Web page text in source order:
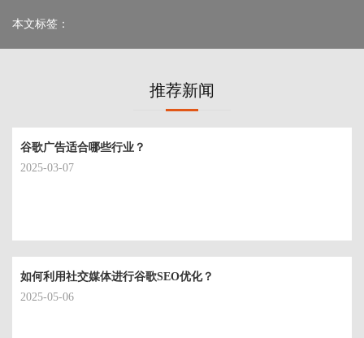
本文标签：
推荐新闻
谷歌广告适合哪些行业？
2025-03-07
如何利用社交媒体进行谷歌SEO优化？
2025-05-06